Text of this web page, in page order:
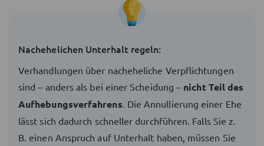
Nachehelichen Unterhalt regeln:
Verhandlungen über nacheheliche Verpflichtungen
sind – anders als bei einer Scheidung – nicht Teil des
Aufhebungsverfahrens. Die Annullierung einer Ehe
lässt sich dadurch schneller durchführen. Falls Sie z.
B. einen Anspruch auf Unterhalt haben, müssen Sie